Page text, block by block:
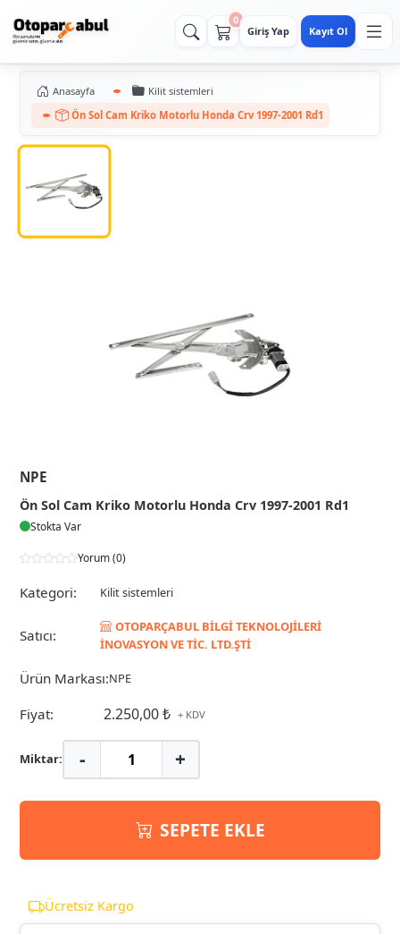
0
Giriş Yap Kayıt Ol
Anasayfa
Kilit sistemleri
Ön Sol Cam Kriko Motorlu Honda Crv 1997-2001 Rd1
NPE
Ön Sol Cam Kriko Motorlu Honda Crv 1997-2001 Rd1
Stokta Var
Yorum (0)
Kategori: Kilit sistemleri
Satıcı:
OTOPARÇABUL BİLGİ TEKNOLOJİLERİ
İNOVASYON VE TİC. LTD.ŞTİ
Ürün Markası:NPE
Fiyat: 2.250,00 ₺ + KDV
Miktar: - +
SEPETE EKLE
Ücretsiz Kargo